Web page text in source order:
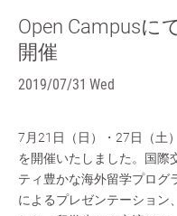
Open Campusに
開催
2019/07/31 Wed
7月21日（日）・27日（土
を開催いたしました。国際
ティ豊かな海外留学プログ
によるプレゼンテーション